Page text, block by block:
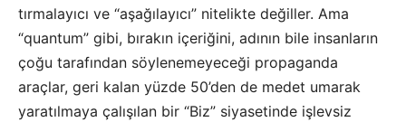
tırmalayıcı ve “aşağılayıcı” nitelikte değiller. Ama
“quantum” gibi, bırakın içeriğini, adının bile insanların
çoğu tarafından söylenemeyeceği propaganda
araçlar, geri kalan yüzde 50’den de medet umarak
yaratılmaya çalışılan bir “Biz” siyasetinde işlevsiz